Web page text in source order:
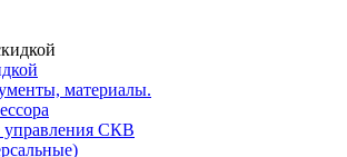
материалы.
СКВ